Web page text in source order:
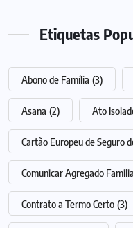
Etiquetas
Abono de Família (3)
Asana (2) Ato
Cartão Europeu de Seguro
Comunicar Agregado
Contrato a Termo Certo (3)